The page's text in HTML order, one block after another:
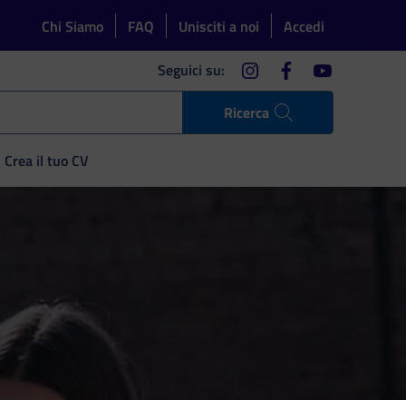
Chi Siamo FAQ Unisciti a noi Accedi
Ricerca
Seguici su: instagramfacebookyoutube
Crea il tuo CV